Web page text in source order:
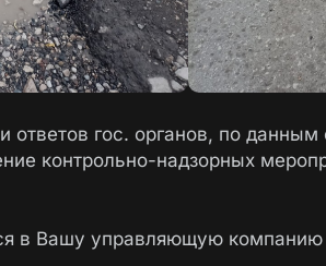
ответов гос. органов, по
контрольно-надзорных
в Вашу управляющую